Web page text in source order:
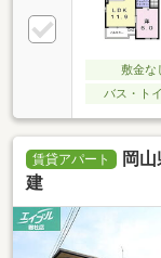
敷金な
バス・ト
賃貸アパート
岡
建